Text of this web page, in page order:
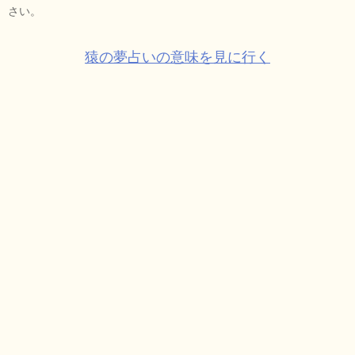
さい。
猿の夢占いの意味を見に行く